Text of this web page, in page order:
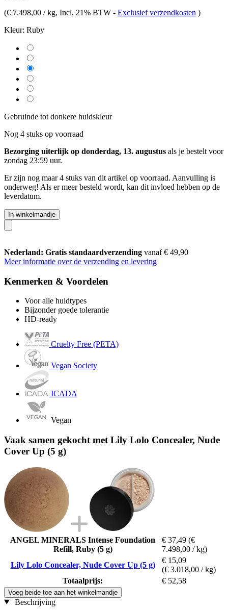
(€ 7.498,00 / kg, Incl. 21% BTW - Exclusief verzendkosten )
Kleur: Ruby
Gebruinde tot donkere huidskleur
Nog 4 stuks op voorraad
Bezorging uiterlijk op donderdag, 13. augustus als je bestelt voor
zondag 23:59 uur.
Er zijn nog maar 4 stuks van dit artikel op voorraad. Aanvulling is
onderweg! Als er meer besteld wordt, kan dit invloed hebben op de
leverdatum.
In winkelmandje
Nederland: Gratis standaardverzending vanaf € 49,90
Meer informatie over de verzending en levering
Kenmerken & Voordelen
Voor alle huidtypes
Bijzonder goede tolerantie
HD-ready
Cruelty Free (PETA)
Vegan Society
ICADA
Vegan
Vaak samen gekocht met Lily Lolo Concealer, Nude
Cover Up (5 g)
ANGEL MINERALS Intense Foundation
Refill, Ruby (5 g)
€ 37,49 (€
7.498,00 / kg)
Lily Lolo Concealer, Nude Cover Up (5 g)
€ 15,09
(€ 3.018,00 / kg)
Totaalprijs:
€ 52,58
Voeg beide toe aan het winkelmandje
Beschrijving